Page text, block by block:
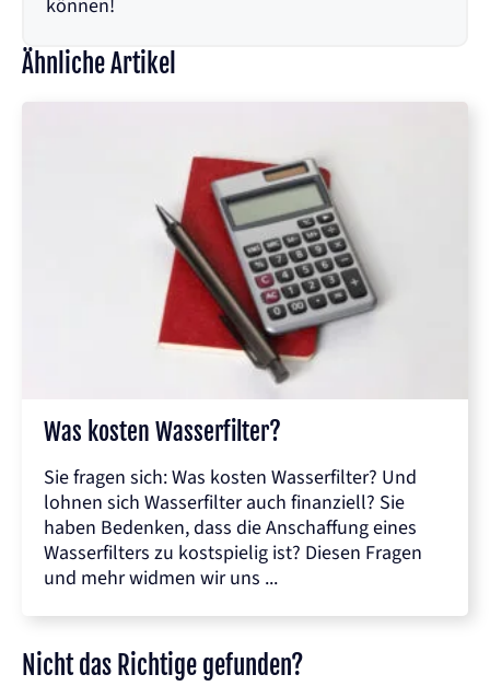
können!
Ähnliche Artikel
Was kosten Wasserfilter?
Sie fragen sich: Was kosten Wasserfilter? Und
lohnen sich Wasserfilter auch finanziell? Sie
haben Bedenken, dass die Anschaffung eines
Wasserfilters zu kostspielig ist? Diesen Fragen
und mehr widmen wir uns ...
Nicht das Richtige gefunden?